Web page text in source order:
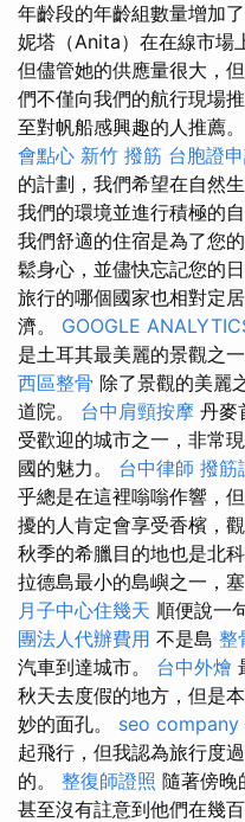
年齡段的年齡組數量增加
妮塔（Anita）在在線市場
但儘管她的供應量很大，
們不僅向我們的航行現場
至對帆船感興趣的人推薦
會點心 新竹 撥筋 台胞證
的計劃，我們希望在自然
我們的環境並進行積極的
我們舒適的住宿是為了您
鬆身心，並儘快忘記您的
旅行的哪個國家也相對定
濟。 GOOGLE
是土耳其最美麗的景觀之
西區整骨 除了景觀的美麗
道院。 台中肩頸按摩 丹麥
受歡迎的城市之一，非常
國的魅力。 台中律師 撥筋
乎總是在這裡嗡嗡作響，
擾的人肯定會享受香檳，
秋季的希臘目的地也是北
拉德島最小的島嶼之一，
月子中心住幾天 順便說一
團法人代辦費用 不是島 整
汽車到達城市。 台中外燴
秋天去度假的地方，但是
妙的面孔。 seo company
起飛行，但我認為旅行度
的。 整復師證照 隨著傍晚
甚至沒有註意到他們在幾